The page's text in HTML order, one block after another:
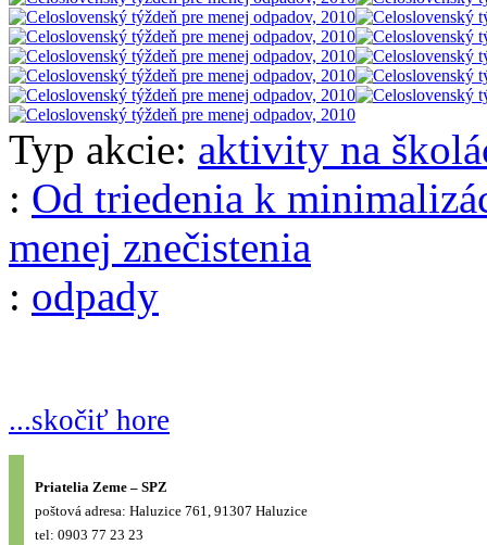
Typ akcie: aktivity na
: Od triedenia k
menej znečistenia
: odpady
...skočiť hore
Priatelia Zeme – SPZ
poštová adresa: Haluzice 761, 91307 Haluzice
tel: 0903 77 23 23